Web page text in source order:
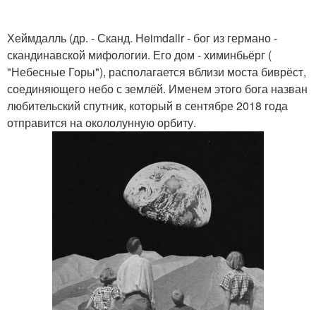
Хеймдалль (др. - Сканд. Heimdallr - бог из германо -
скандинавской мифологии. Его дом - химинбьёрг (
"Небесные Горы"), располагается вблизи моста биврёст,
соединяющего небо с землёй. Именем этого бога назван
любительский спутник, который в сентябре 2018 года
отправится на окололунную орбиту.